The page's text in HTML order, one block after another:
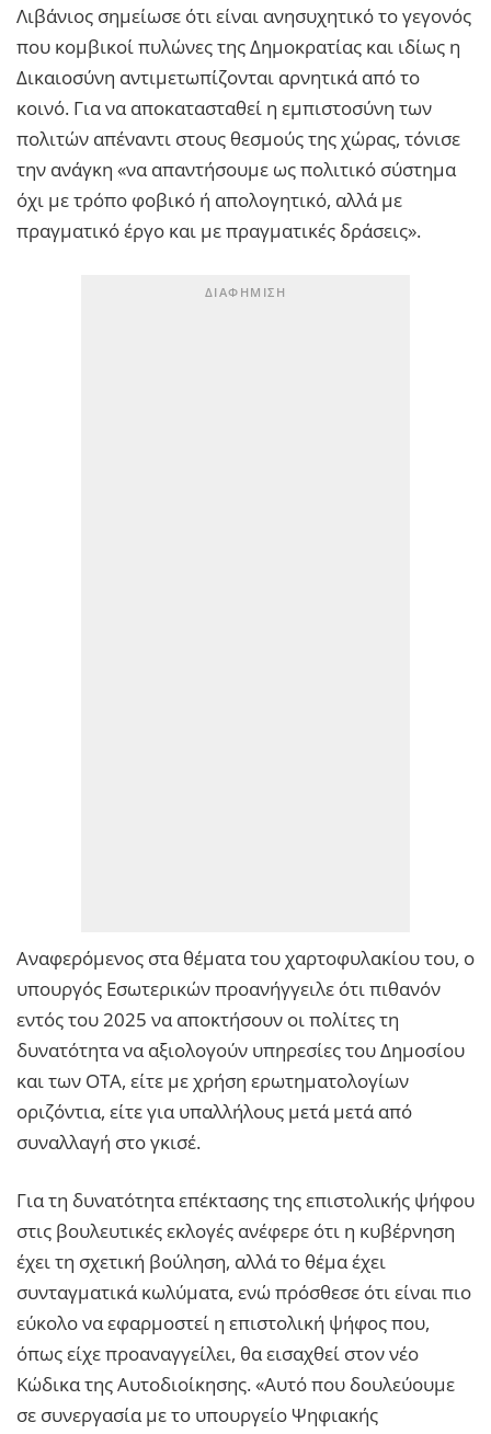
Λιβάνιος σημείωσε ότι είναι ανησυχητικό το γεγονός
που κομβικοί πυλώνες της Δημοκρατίας και ιδίως η
Δικαιοσύνη αντιμετωπίζονται αρνητικά από το
κοινό. Για να αποκατασταθεί η εμπιστοσύνη των
πολιτών απέναντι στους θεσμούς της χώρας, τόνισε
την ανάγκη «να απαντήσουμε ως πολιτικό σύστημα
όχι με τρόπο φοβικό ή απολογητικό, αλλά με
πραγματικό έργο και με πραγματικές δράσεις».
Αναφερόμενος στα θέματα του χαρτοφυλακίου του, ο
υπουργός Εσωτερικών προανήγγειλε ότι πιθανόν
εντός του 2025 να αποκτήσουν οι πολίτες τη
δυνατότητα να αξιολογούν υπηρεσίες του Δημοσίου
και των ΟΤΑ, είτε με χρήση ερωτηματολογίων
οριζόντια, είτε για υπαλλήλους μετά μετά από
συναλλαγή στο γκισέ.
Για τη δυνατότητα επέκτασης της επιστολικής ψήφου
στις βουλευτικές εκλογές ανέφερε ότι η κυβέρνηση
έχει τη σχετική βούληση, αλλά το θέμα έχει
συνταγματικά κωλύματα, ενώ πρόσθεσε ότι είναι πιο
εύκολο να εφαρμοστεί η επιστολική ψήφος που,
όπως είχε προαναγγείλει, θα εισαχθεί στον νέο
Κώδικα της Αυτοδιοίκησης. «Αυτό που δουλεύουμε
σε συνεργασία με το υπουργείο Ψηφιακής